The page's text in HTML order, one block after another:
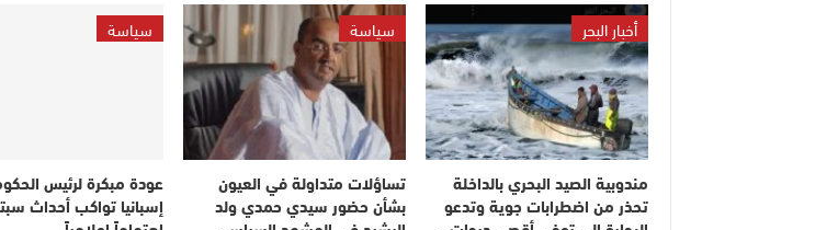
أخبار البحر
مندوبية الصيد البحري بالداخلة
تحذر من اضطرابات جوية وتدعو
سياسة
تساؤلات متداولة في العيون
بشأن حضور سيدي حمدي ولد
سياسة
عودة مبكرة لرئيس
إسبانيا تواكب أحداث